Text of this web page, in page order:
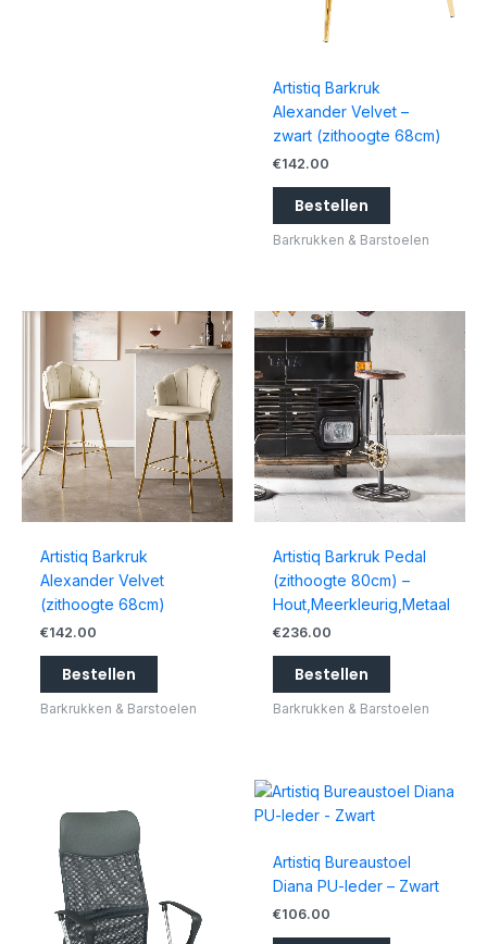
Artistiq Barkruk
Alexander Velvet –
zwart (zithoogte 68cm)
€142.00
Bestellen
Barkrukken & Barstoelen
Artistiq Barkruk
Alexander Velvet
(zithoogte 68cm)
€142.00
Bestellen
Barkrukken & Barstoelen
Artistiq Barkruk Pedal
(zithoogte 80cm) –
Hout,Meerkleurig,Metaal
€236.00
Bestellen
Barkrukken & Barstoelen
Artistiq Bureaustoel
Diana PU-leder – Zwart
€106.00